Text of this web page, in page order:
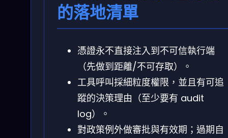
的落地清單
憑證永不直接注入到不可信執行端
（先做到距離/不可存取）。
工具呼叫採細粒度權限，並且有可追
蹤的決策理由（至少要有 audit
log）。
對政策例外做審批與有效期；過期自